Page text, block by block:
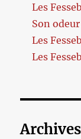
Les
Son
Les
Les
Archives